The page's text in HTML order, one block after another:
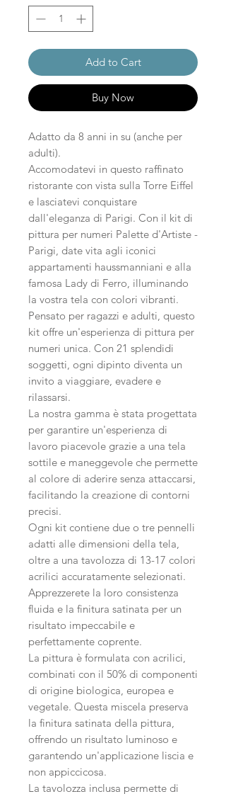
Add to Cart
Buy Now
Adatto da 8 anni in su (anche per
adulti).
Accomodatevi in ​​questo raffinato
ristorante con vista sulla Torre Eiffel
e lasciatevi conquistare
dall'eleganza di Parigi. Con il kit di
pittura per numeri Palette d'Artiste -
Parigi, date vita agli iconici
appartamenti haussmanniani e alla
famosa Lady di Ferro, illuminando
la vostra tela con colori vibranti.
Pensato per ragazzi e adulti, questo
kit offre un'esperienza di pittura per
numeri unica. Con 21 splendidi
soggetti, ogni dipinto diventa un
invito a viaggiare, evadere e
rilassarsi.
La nostra gamma è stata progettata
per garantire un'esperienza di
lavoro piacevole grazie a una tela
sottile e maneggevole che permette
al colore di aderire senza attaccarsi,
facilitando la creazione di contorni
precisi.
Ogni kit contiene due o tre pennelli
adatti alle dimensioni della tela,
oltre a una tavolozza di 13-17 colori
acrilici accuratamente selezionati.
Apprezzerete la loro consistenza
fluida e la finitura satinata per un
risultato impeccabile e
perfettamente coprente.
La pittura è formulata con acrilici,
combinati con il 50% di componenti
di origine biologica, europea e
vegetale. Questa miscela preserva
la finitura satinata della pittura,
offrendo un risultato luminoso e
garantendo un'applicazione liscia e
non appiccicosa.
La tavolozza inclusa permette di